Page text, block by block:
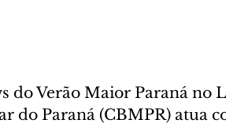
do Verão Maior Paraná no
do Paraná (CBMPR) atua